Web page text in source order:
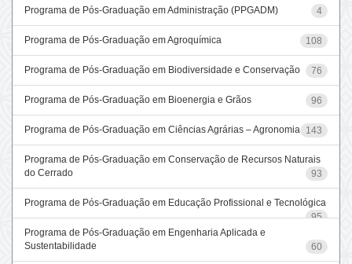
Programa de Pós-Graduação em Administração (PPGADM) 4
Programa de Pós-Graduação em Agroquímica 108
Programa de Pós-Graduação em Biodiversidade e Conservação 76
Programa de Pós-Graduação em Bioenergia e Grãos 96
Programa de Pós-Graduação em Ciências Agrárias – Agronomia 143
Programa de Pós-Graduação em Conservação de Recursos Naturais
do Cerrado
93
Programa de Pós-Graduação em Educação Profissional e Tecnológica
95
Programa de Pós-Graduação em Engenharia Aplicada e
Sustentabilidade
60